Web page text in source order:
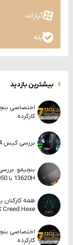
آپارات
بله
بیشترین بازدید
اختصاصی
کارکرده
بررسی کیس GAMDIAS ATLAS M4 | آکواریومی قابل‌دفاع
13620H با RTX 5050
Creed Hexe کار کنند !
اختصاصی
کارکرده